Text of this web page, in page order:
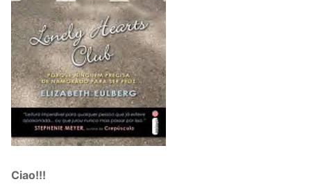
Ciao!!!